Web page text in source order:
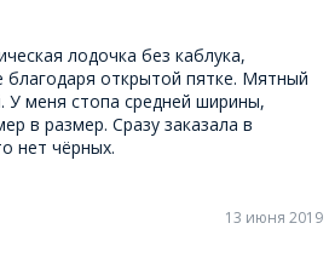
лодочка без каблука,
открытой пятке. Мятный
У меня стопа средней ширины,
в размер. Сразу заказала в
нет чёрных.
13 июня 2019